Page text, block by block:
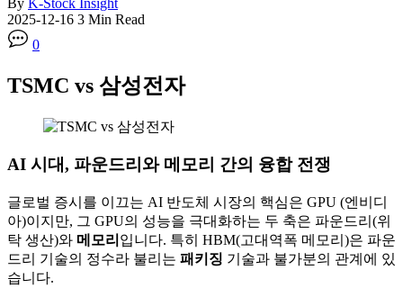
2025-12-16 3 Min Read
0
TSMC vs 삼성전자
AI 시대, 파운드리와 메모리 간의 융합 전쟁
글로벌 증시를 이끄는 AI 반도체 시장의 핵심은 GPU (엔비디
아)이지만, 그 GPU의 성능을 극대화하는 두 축은 파운드리(위
탁 생산)와 메모리 입니다. 특히 HBM(고대역폭 메모리)은 파운
드리 기술의 정수라 불리는 패키징 기술과 불가분의 관계에 있
습니다.